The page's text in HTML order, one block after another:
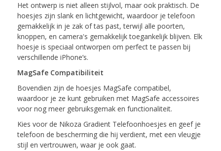
Het ontwerp is niet alleen stijlvol, maar ook praktisch. De
hoesjes zijn slank en lichtgewicht, waardoor je telefoon
gemakkelijk in je zak of tas past, terwijl alle poorten,
knoppen, en camera's gemakkelijk toegankelijk blijven. Elk
hoesje is speciaal ontworpen om perfect te passen bij
verschillende iPhone’s.
MagSafe Compatibiliteit
Bovendien zijn de hoesjes MagSafe compatibel,
waardoor je ze kunt gebruiken met MagSafe accessoires
voor nog meer gebruiksgemak en functionaliteit.
Kies voor de Nikoza Gradient Telefoonhoesjes en geef je
telefoon de bescherming die hij verdient, met een vleugje
stijl en vertrouwen, waar je ook gaat.